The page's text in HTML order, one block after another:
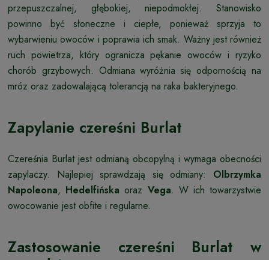
przepuszczalnej, głębokiej, niepodmokłej. Stanowisko
powinno być słoneczne i ciepłe, ponieważ sprzyja to
wybarwieniu owoców i poprawia ich smak. Ważny jest również
ruch powietrza, który ogranicza pękanie owoców i ryzyko
chorób grzybowych. Odmiana wyróżnia się odpornością na
mróz oraz zadowalającą tolerancją na raka bakteryjnego.
Zapylanie czereśni Burlat
Czereśnia Burlat jest odmianą obcopylną i wymaga obecności
zapylaczy. Najlepiej sprawdzają się odmiany: Olbrzymka
Napoleona, Hedelfińska oraz Vega. W ich towarzystwie
owocowanie jest obfite i regularne.
Zastosowanie czereśni Burlat w